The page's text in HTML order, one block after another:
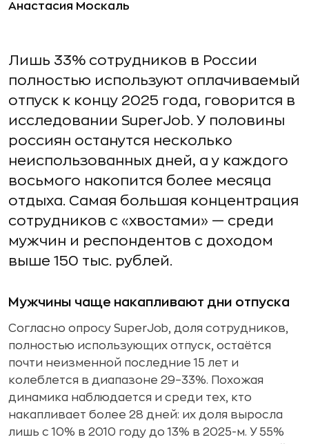
Анастасия Москаль
Лишь 33% сотрудников в России
полностью используют оплачиваемый
отпуск к концу 2025 года, говорится в
исследовании SuperJob. У половины
россиян останутся несколько
неиспользованных дней, а у каждого
восьмого накопится более месяца
отдыха. Самая большая концентрация
сотрудников с «хвостами» — среди
мужчин и респондентов с доходом
выше 150 тыс. рублей.
Мужчины чаще накапливают дни отпуска
Согласно опросу SuperJob, доля сотрудников,
полностью использующих отпуск, остаётся
почти неизменной последние 15 лет и
колеблется в диапазоне 29–33%. Похожая
динамика наблюдается и среди тех, кто
накапливает более 28 дней: их доля выросла
лишь с 10% в 2010 году до 13% в 2025-м. У 55%